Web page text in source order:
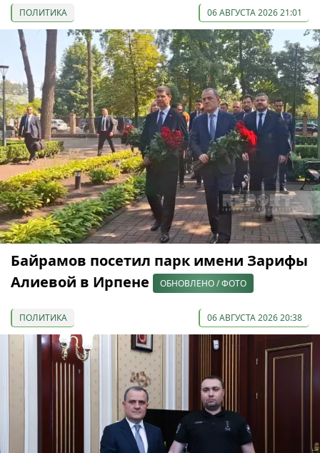
ПОЛИТИКА 06 АВГУСТА 2026 21:01
Байрамов посетил парк имени Зарифы
Алиевой в Ирпене
ОБНОВЛЕНО / ФОТО
ПОЛИТИКА 06 АВГУСТА 2026 20:38